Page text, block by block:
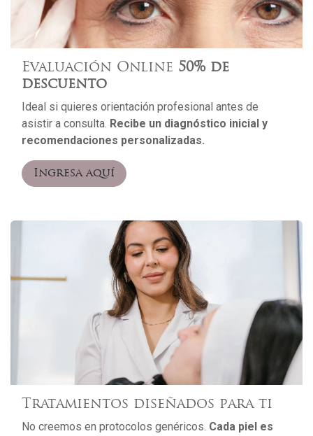
Evaluación Online 50% de
descuento
Ideal si quieres orientación profesional antes de
asistir a consulta. Recibe un diagnóstico inicial y
recomendaciones personalizadas.
Ingresa aquí
Tratamientos diseñados para ti
No creemos en protocolos genéricos. Cada piel es